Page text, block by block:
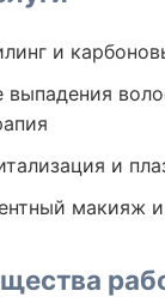
и
выпадения
и
макияж